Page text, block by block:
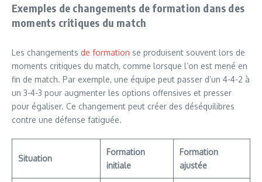
Exemples de changements de formation dans des
moments critiques du match
Les changements de formation se produisent souvent lors de
moments critiques du match, comme lorsque l’on est mené en
fin de match. Par exemple, une équipe peut passer d’un 4-4-2 à
un 3-4-3 pour augmenter les options offensives et presser
pour égaliser. Ce changement peut créer des déséquilibres
contre une défense fatiguée.
Situation
Formation
initiale
Formation
ajustée